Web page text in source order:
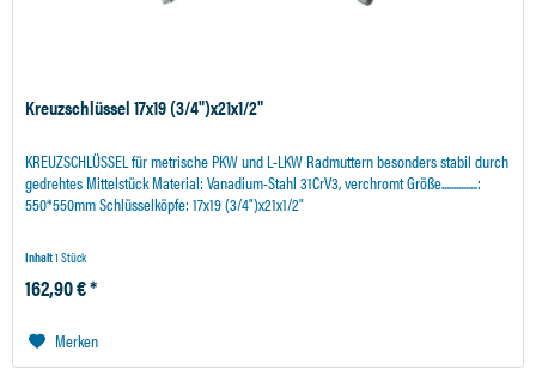
Kreuzschlüssel 17x19 (3/4")x21x1/2"
KREUZSCHLÜSSEL für metrische PKW und L-LKW Radmuttern besonders stabil durch
gedrehtes Mittelstück Material: Vanadium-Stahl 31CrV3, verchromt Größe...............:
550*550mm Schlüsselköpfe: 17x19 (3/4")x21x1/2"
Inhalt1 Stück
162,90 € *
Merken